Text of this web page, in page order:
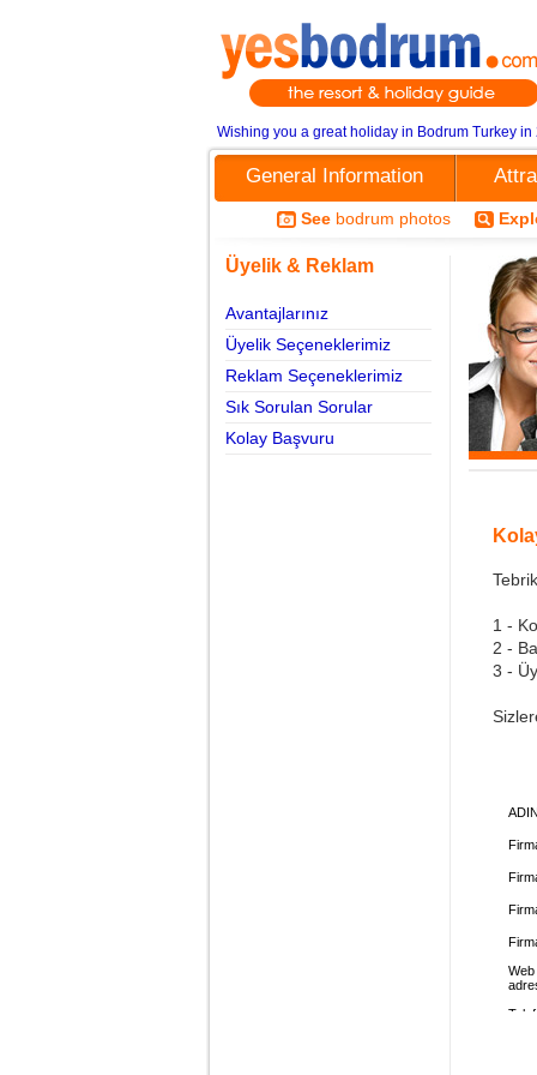
Wishing you a great holiday in Bodrum Turkey in
General Information
See bodrum photos
Üyelik & Reklam
Avantajlarınız
Üyelik Seçeneklerimiz
Reklam Seçeneklerimiz
Sık Sorulan Sorular
Kolay Başvuru
1 -
2 -
3 -